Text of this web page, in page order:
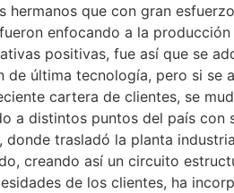
hermanos que con gran
enfocando a la
positivas, fue así que se
de última tecnología, pero si se
cartera de clientes, se
a distintos puntos del país con
donde trasladó la planta
creando así un circuito
de los clientes, ha